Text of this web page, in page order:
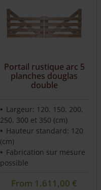
Portail rustique arc 5
planches douglas
double
Largeur: 120, 150, 200,
250, 300 et 350 (cm)
Hauteur standard: 120
(cm)
Fabrication sur mesure
possible
From 1.611,00 €